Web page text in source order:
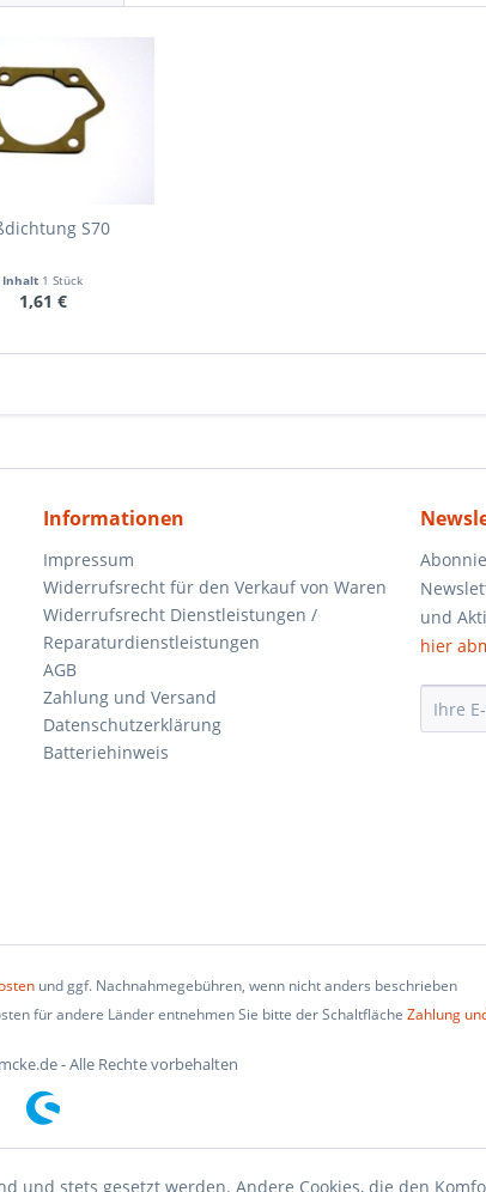
S70
Inhalt 1 Stück
1,61 €
Informationen
Impressum
Widerrufsrecht für den Verkauf von Waren
Widerrufsrecht Dienstleistungen /
Reparaturdienstleistungen
AGB
Zahlung und Versand
Datenschutzerklärung
Batteriehinweis
und
hier
und ggf. Nachnahmegebühren, wenn nicht anders beschrieben
für andere Länder entnehmen Sie bitte der Schaltfläche Zahlung
- Alle Rechte vorbehalten
und stets gesetzt werden. Andere Cookies, die den